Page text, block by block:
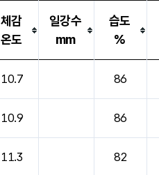
체감
온도
일강수
mm
습도
%
10.7 86
10.9 86
11.3 82